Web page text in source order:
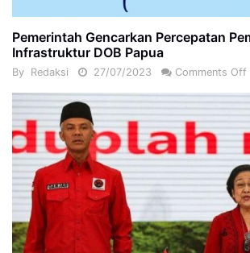
Pemerintah Gencarkan Percepatan
Infrastruktur DOB Papua
By Redaksi 27/07/2023 Comments Off